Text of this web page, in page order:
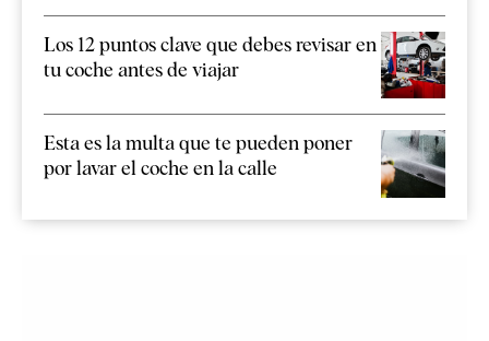
Los 12 puntos clave que debes revisar en
tu coche antes de viajar
Esta es la multa que te pueden poner
por lavar el coche en la calle